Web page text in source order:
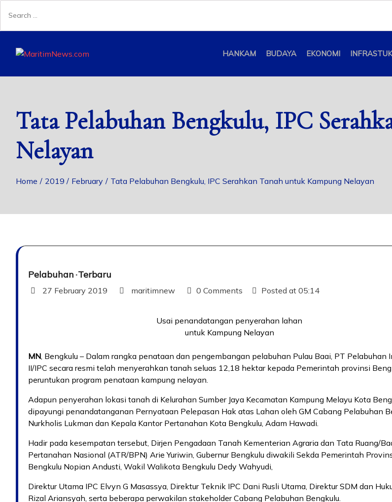
HANKAM BUDAYA EKONOMI
Tata Pelabuhan Bengkulu, IPC
Nelayan
Home 2019 February Tata Pelabuhan Bengkulu, IPC Serahkan Tanah untuk Kampung Nelayan
Pelabuhan Terbaru
27 February 2019 maritimnew 0 Comments Posted at 05:14
Usai penandatangan penyerahan lahan
untuk Kampung Nelayan
MN , Bengkulu – Dalam rangka penataan dan pengembangan pelabuhan Pulau Baai, PT Pelabuhan
II/IPC secara resmi telah menyerahkan tanah seluas 12,18 hektar kepada Pemerintah provinsi
peruntukan program penataan kampung nelayan.
Adapun penyerahan lokasi tanah di Kelurahan Sumber Jaya Kecamatan Kampung Melayu Kota
dipayungi penandatanganan Pernyataan Pelepasan Hak atas Lahan oleh GM Cabang Pelabuhan
Nurkholis Lukman dan Kepala Kantor Pertanahan Kota Bengkulu, Adam Hawadi.
Hadir pada kesempatan tersebut, Dirjen Pengadaan Tanah Kementerian Agraria dan Tata Ruang/
Pertanahan Nasional (ATR/BPN) Arie Yuriwin, Gubernur Bengkulu diwakili Sekda Pemerintah
Bengkulu Nopian Andusti, Wakil Walikota Bengkulu Dedy Wahyudi,
Direktur Utama IPC Elvyn G Masassya, Direktur Teknik IPC Dani Rusli Utama, Direktur SDM dan
Rizal Ariansyah, serta beberapa perwakilan stakeholder Cabang Pelabuhan Bengkulu.